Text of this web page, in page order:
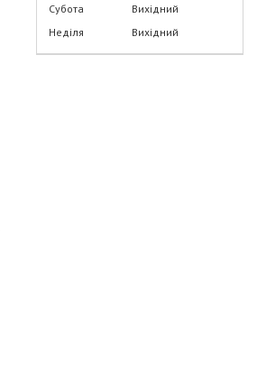
Субота
Вихідний
Неділя
Вихідний